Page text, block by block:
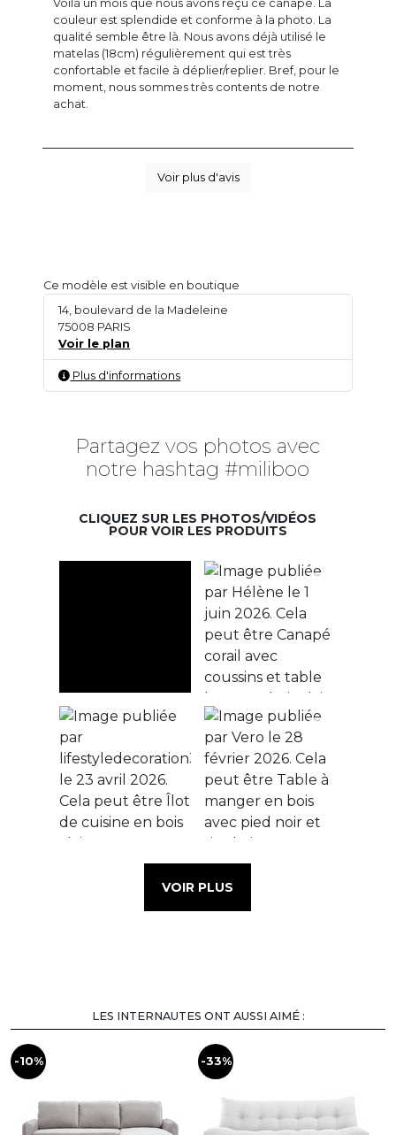
Voilà un mois que nous avons reçu ce canapé. La
couleur est splendide et conforme à la photo. La
qualité semble être là. Nous avons déjà utilisé le
matelas (18cm) régulièrement qui est très
confortable et facile à déplier/replier. Bref, pour le
moment, nous sommes très contents de notre
achat.
Voir plus d'avis
Ce modèle est visible en boutique
14, boulevard de la Madeleine
75008 PARIS
Voir le plan
Plus d'informations
Partagez vos photos avec
notre hashtag #miliboo
CLIQUEZ SUR LES PHOTOS/VIDÉOS
POUR VOIR LES PRODUITS
VOIR PLUS
LES INTERNAUTES ONT AUSSI AIMÉ :
-10% -33%